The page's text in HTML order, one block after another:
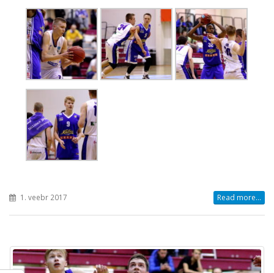
1. veebr 2017 Read more...